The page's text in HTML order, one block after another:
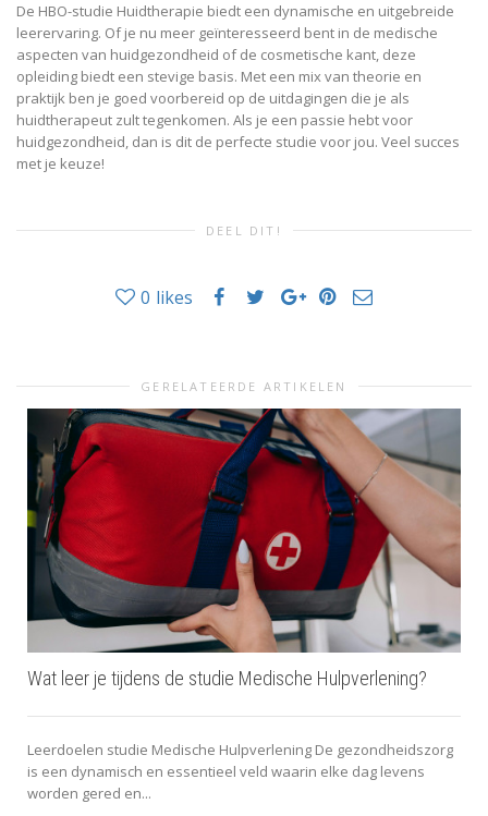
De HBO-studie Huidtherapie biedt een dynamische en uitgebreide
leerervaring. Of je nu meer geïnteresseerd bent in de medische
aspecten van huidgezondheid of de cosmetische kant, deze
opleiding biedt een stevige basis. Met een mix van theorie en
praktijk ben je goed voorbereid op de uitdagingen die je als
huidtherapeut zult tegenkomen. Als je een passie hebt voor
huidgezondheid, dan is dit de perfecte studie voor jou. Veel succes
met je keuze!
DEEL DIT!
0 likes
GERELATEERDE ARTIKELEN
Wat leer je tijdens de studie Medische Hulpverlening?
Leerdoelen studie Medische Hulpverlening De gezondheidszorg
is een dynamisch en essentieel veld waarin elke dag levens
worden gered en...